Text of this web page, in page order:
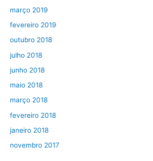
março 2019
fevereiro 2019
outubro 2018
julho 2018
junho 2018
maio 2018
março 2018
fevereiro 2018
janeiro 2018
novembro 2017